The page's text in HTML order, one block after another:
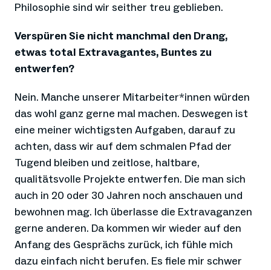
Philosophie sind wir seither treu geblieben.
Verspüren Sie nicht manchmal den Drang,
etwas total Extravagantes, Buntes zu
entwerfen?
Nein. Manche unserer Mitarbeiter*innen würden
das wohl ganz gerne mal machen. Deswegen ist
eine meiner wichtigsten Aufgaben, darauf zu
achten, dass wir auf dem schmalen Pfad der
Tugend bleiben und zeitlose, haltbare,
qualitätsvolle Projekte entwerfen. Die man sich
auch in 20 oder 30 Jahren noch anschauen und
bewohnen mag. Ich überlasse die Extravaganzen
gerne anderen. Da kommen wir wieder auf den
Anfang des Gesprächs zurück, ich fühle mich
dazu einfach nicht berufen. Es fiele mir schwer